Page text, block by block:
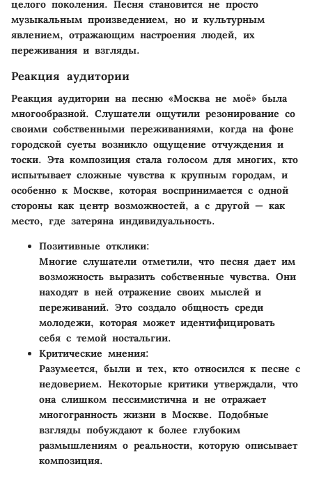
целого поколения. Песня становится не просто
музыкальным произведением, но и культурным
явлением, отражающим настроения людей, их
переживания и взгляды.
Реакция аудитории
Реакция аудитории на песню «Москва не моё» была
многообразной. Слушатели ощутили резонирование со
своими собственными переживаниями, когда на фоне
городской суеты возникло ощущение отчуждения и
тоски. Эта композиция стала голосом для многих, кто
испытывает сложные чувства к крупным городам, и
особенно к Москве, которая воспринимается с одной
стороны как центр возможностей, а с другой — как
место, где затеряна индивидуальность.
Позитивные отклики:
Многие слушатели отметили, что песня дает им
возможность выразить собственные чувства. Они
находят в ней отражение своих мыслей и
переживаний. Это создало общность среди
молодежи, которая может идентифицировать
себя с темой ностальгии.
Критические мнения:
Разумеется, были и тех, кто относился к песне с
недоверием. Некоторые критики утверждали, что
она слишком пессимистична и не отражает
многогранность жизни в Москве. Подобные
взгляды побуждают к более глубоким
размышлениям о реальности, которую описывает
композиция.